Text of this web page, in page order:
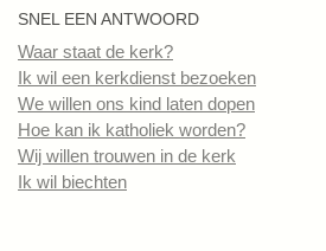
SNEL EEN ANTWOORD
Waar staat de kerk?
Ik wil een kerkdienst bezoeken
We willen ons kind laten dopen
Hoe kan ik katholiek worden?
Wij willen trouwen in de kerk
Ik wil biechten